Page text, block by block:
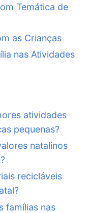
Temática de
as Crianças
nas Atividades
atividades
pequenas?
natalinos
recicláveis
famílias nas